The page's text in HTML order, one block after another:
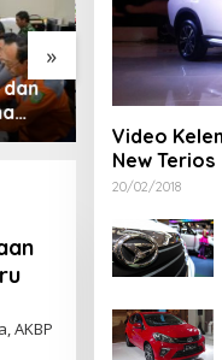
»
16
Kontingen
Kabupaten
Dilepas
Cibubur
AKBP
Video
New Terios
20/02/2018